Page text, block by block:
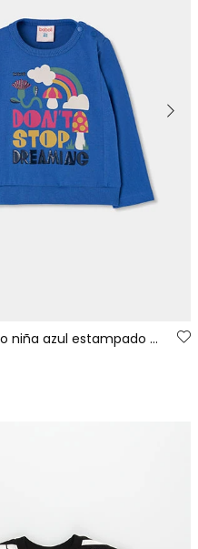
Camiseta punto niña azul estampado arcoíris